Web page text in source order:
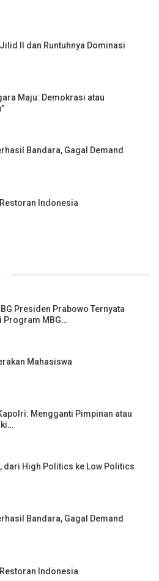
II dan Runtuhnya Dominasi
Maju: Demokrasi atau
Bandara, Gagal Demand
Indonesia
Presiden Prabowo Ternyata
Program MBG…
Mahasiswa
Mengganti Pimpinan atau
dari High Politics ke Low Politics
Bandara, Gagal Demand
Indonesia